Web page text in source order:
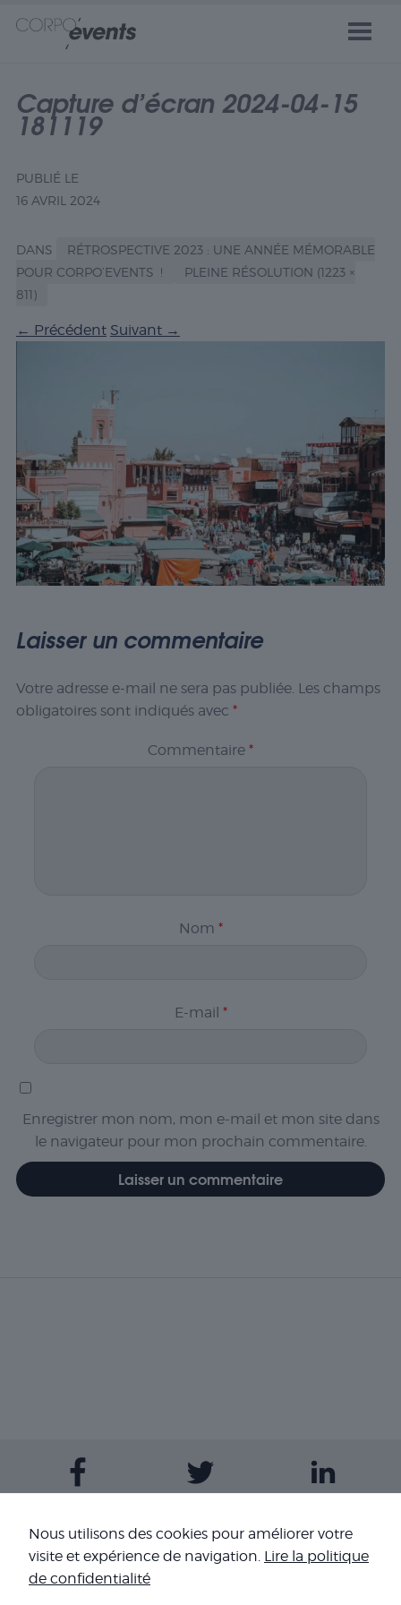
Capture d’écran 2024-04-15
181119
PUBLIÉ LE
16 AVRIL 2024
DANS
RÉTROSPECTIVE 2023 : UNE ANNÉE MÉMORABLE
POUR CORPO’EVENTS !
PLEINE RÉSOLUTION (1223 ×
811)
← Précédent Suivant →
Laisser un commentaire
Votre adresse e-mail ne sera pas publiée. Les champs
obligatoires sont indiqués avec *
Commentaire *
Nom *
E-mail *
Enregistrer mon nom, mon e-mail et mon site dans
le navigateur pour mon prochain commentaire.
Contactez-nous
Nous utilisons des cookies pour améliorer votre
visite et expérience de navigation. Lire la politique
de confidentialité